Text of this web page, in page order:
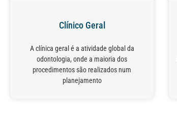
Clínico Geral
A clínica geral é a atividade global da
odontologia, onde a maioria dos
procedimentos são realizados num
planejamento